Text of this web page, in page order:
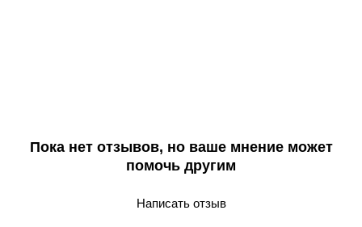
Пока нет отзывов, но ваше мнение может
помочь другим
Написать отзыв